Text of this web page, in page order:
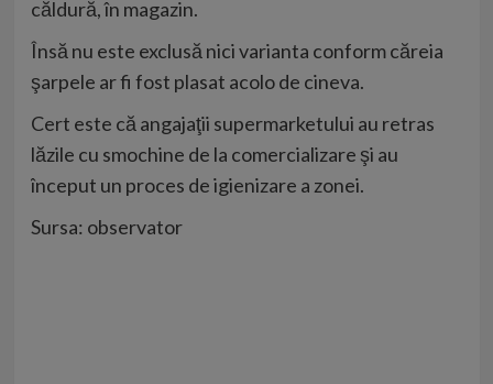
căldură, în magazin.
Însă nu este exclusă nici varianta conform căreia
şarpele ar fi fost plasat acolo de cineva.
Cert este că angajaţii supermarketului au retras
lăzile cu smochine de la comercializare şi au
început un proces de igienizare a zonei.
Sursa: observator